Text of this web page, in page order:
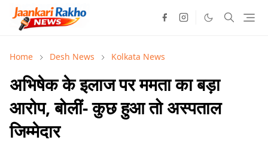
Home Desh News Kolkata News
अभिषेक के इलाज पर ममता का बड़ा
आरोप, बोलीं- कुछ हुआ तो अस्पताल
जिम्मेदार